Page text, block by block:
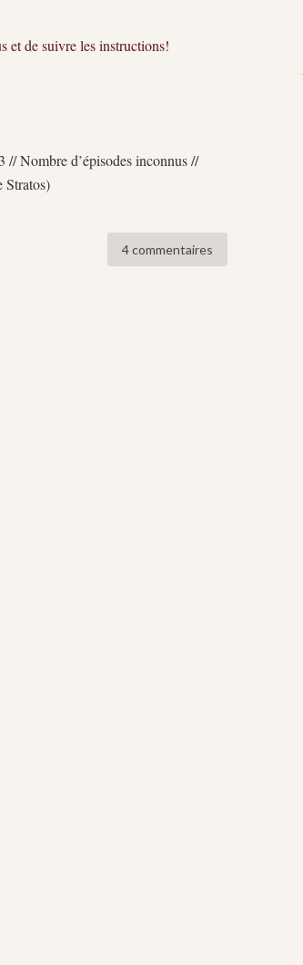
et de suivre les instructions!
Nombre d’épisodes inconnus //
Stratos)
4 commentaires